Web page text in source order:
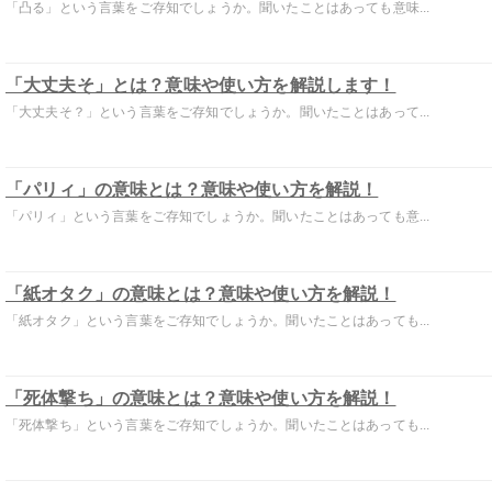
「凸る」という言葉をご存知でしょうか。聞いたことはあっても意味...
「大丈夫そ」とは？意味や使い方を解説します！
「大丈夫そ？」という言葉をご存知でしょうか。聞いたことはあって...
「パリィ」の意味とは？意味や使い方を解説！
「パリィ」という言葉をご存知でしょうか。聞いたことはあっても意...
「紙オタク」の意味とは？意味や使い方を解説！
「紙オタク」という言葉をご存知でしょうか。聞いたことはあっても...
「死体撃ち」の意味とは？意味や使い方を解説！
「死体撃ち」という言葉をご存知でしょうか。聞いたことはあっても...